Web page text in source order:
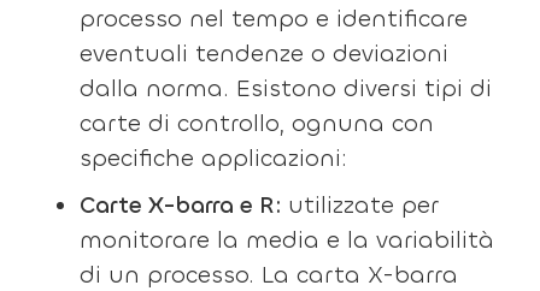
processo nel tempo e identificare
eventuali tendenze o deviazioni
dalla norma. Esistono diversi tipi di
carte di controllo, ognuna con
specifiche applicazioni:
Carte X-barra e R: utilizzate per
monitorare la media e la variabilità
di un processo. La carta X-barra